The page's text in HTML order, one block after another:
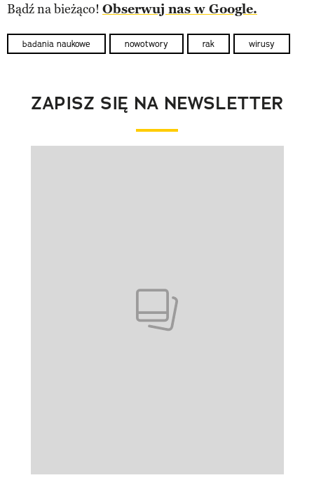
Bądź na bieżąco! Obserwuj nas w Google.
badania naukowe nowotwory rak wirusy
ZAPISZ SIĘ NA NEWSLETTER